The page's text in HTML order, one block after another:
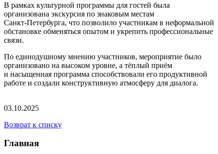
В рамках культурной программы для гостей была
организована экскурсия по знаковым местам
Санкт-Петербурга, что позволило участникам в неформальной
обстановке обменяться опытом и укрепить профессиональные
связи.
По единодушному мнению участников, мероприятие было
организовано на высоком уровне, а тёплый приём
и насыщенная программа способствовали его продуктивной
работе и создали конструктивную атмосферу для диалога.
03.10.2025
Возврат к списку
Главная